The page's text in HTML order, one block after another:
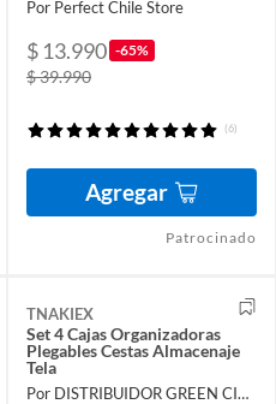
Por Perfect Chile Store
$ 13.990 -65%
$ 39.990
(6)
Agregar
Patrocinado
TNAKIEX
Set 4 Cajas Organizadoras
Plegables Cestas Almacenaje
Tela
Por DISTRIBUIDOR GREEN CITY SpA